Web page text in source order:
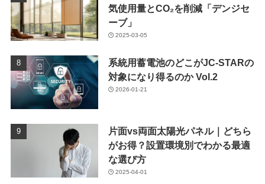
気使用量とCO₂を削減「デンジセ
ーブ」
2025-03-05
系統用蓄電池のどこがJC-STARの
対象になり得るのか Vol.2
2026-01-21
片面vs両面太陽光パネル｜どちら
がお得？設置環境別でわかる最適
な選び方
2025-04-01